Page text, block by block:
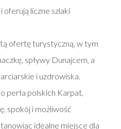
oferują liczne szlaki
ofertę turystyczną, w tym
spływy Dunajcem, a
i uzdrowiska.
perła polskich Karpat,
spokój i możliwość
idealne miejsce dla